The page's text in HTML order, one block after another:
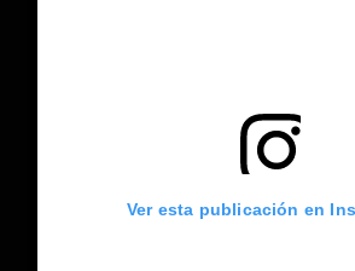
Ver esta publicación en